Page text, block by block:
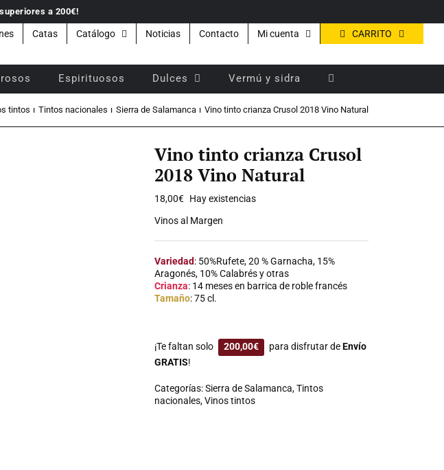
a 200€!
Catas Catálogo Noticias Contacto Mi cuenta CARRITO
Espirituosos Dulces Vermú y sidra
tintos Tintos nacionales Sierra de Salamanca Vino tinto crianza Crusol 2018 Vino Natural
Vino tinto crianza Crusol
2018 Vino Natural
18,00€ Hay existencias
Vinos al Margen
Variedad: 50%Rufete, 20 % Garnacha, 15%
Aragonés, 10% Calabrés y otras
Crianza: 14 meses en barrica de roble francés
Tamaño: 75 cl.
¡Te faltan solo 200,00€ para disfrutar deEnvío
GRATIS!
Categorías:Sierra de Salamanca,Tintos
nacionales,Vinos tintos